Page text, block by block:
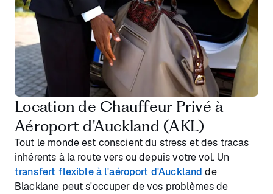
Location de Chauffeur Privé à
Aéroport d'Auckland (AKL)
Tout le monde est conscient du stress et des tracas
inhérents à la route vers ou depuis votre vol. Un
transfert flexible à l'aéroport d'Auckland de
Blacklane peut s'occuper de vos problèmes de